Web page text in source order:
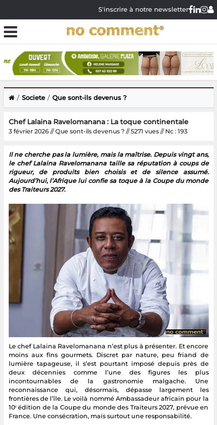
S'inscrire à notre newsletter
Societe Que sont-ils devenus ?
Chef Lalaina Ravelomanana : La toque continentale
3 février 2026 // Que sont-ils devenus ? // 5271 vues // Nc : 193
Il ne cherche pas la lumière, mais la maîtrise. Depuis vingt ans,
le chef Lalaina Ravelomanana taille sa réputation à coups de
rigueur, de produits bien choisis et de silence assumé.
Aujourd’hui, l’Afrique lui confie sa toque à la Coupe du monde
des Traiteurs 2027.
Le chef Lalaina Ravelomanana n’est plus à présenter. Et encore
moins aux fins gourmets. Discret par nature, peu friand de
lumière tapageuse, il s’est pourtant imposé depuis près de
deux décennies comme l’une des figures les plus
incontournables de la gastronomie malgache. Une
reconnaissance qui, désormais, dépasse largement les
frontières de l’île. Le voilà nommé Ambassadeur africain pour la
10ᵉ édition de la Coupe du monde des Traiteurs 2027, prévue en
France. Une consécration, mais surtout une responsabilité.